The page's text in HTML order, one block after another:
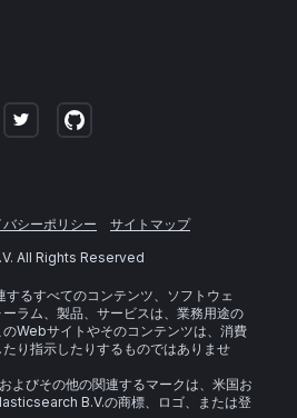
バシーポリシー
サイトマップ
All Rights Reserved
るすべてのコンテンツ、ソフトウェ
ラム、製品、サービスは、業務用途の
Webサイトやそのコンテンツは、消費
り指示したりするものではありませ
びその他の関連するマークは、米国お
B.V.の商標、ロゴ、または登